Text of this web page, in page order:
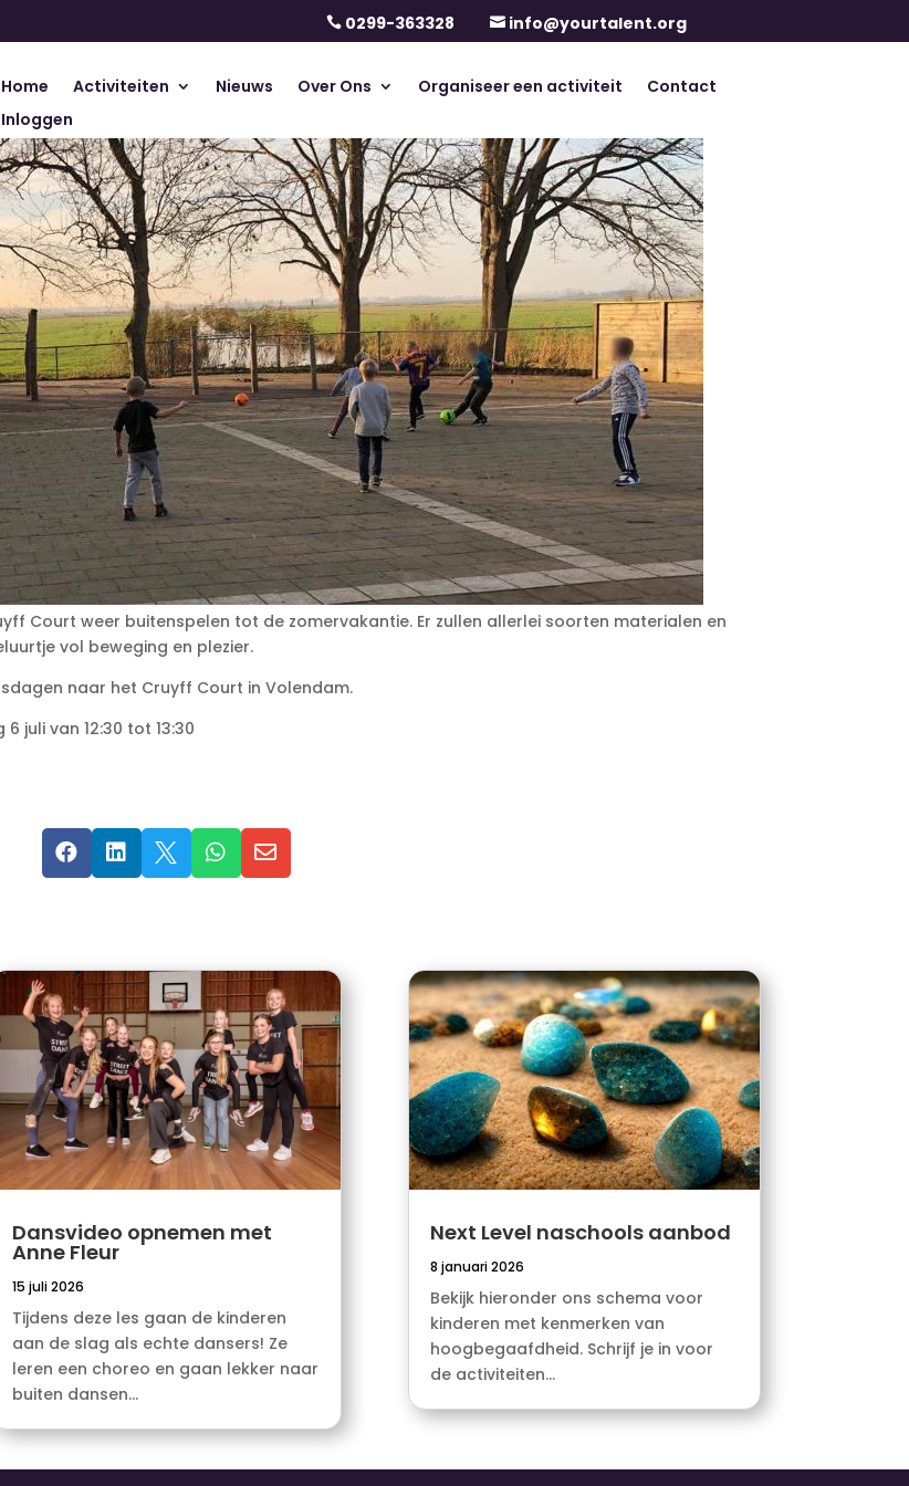
 0299-363328  info@yourtalent.org
Home Activiteiten Nieuws Over Ons Organiseer een activiteit
Contact
Inloggen
Court weer buitenspelen tot de zomervakantie. Er zullen allerlei soorten materialen en
vol beweging en plezier.
naar het Cruyff Court in Volendam.
juli van 12:30 tot 13:30
    
Dansvideo opnemen met
Anne Fleur
15 juli 2026
Tijdens deze les gaan de kinderen
aan de slag als echte dansers! Ze
leren een choreo en gaan lekker naar
buiten dansen...
Next Level naschools aanbod
8 januari 2026
Bekijk hieronder ons schema voor
kinderen met kenmerken van
hoogbegaafdheid. Schrijf je in voor
de activiteiten...